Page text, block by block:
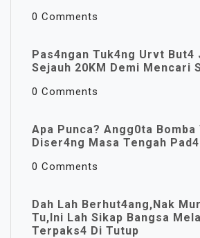
0 Comments
Pas4ngan Tuk4ng Urvt But4
Sejauh 20KM Demi Mencari
0 Comments
Apa Punca? Angg0ta
Diser4ng Masa Tengah
0 Comments
Dah Lah Berhut4ang,Nak
Tu,Ini Lah Sikap Bangsa
Terpaks4 Di Tutup